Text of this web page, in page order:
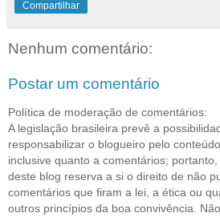
Compartilhar
Nenhum comentário:
Postar um comentário
Política de moderação de comentários:
A legislação brasileira prevê a
responsabilizar o blogueiro pelo
inclusive quanto a comentários;
deste blog reserva a si o direito de não
comentários que firam a lei, a ética ou
outros princípios da boa convivência.